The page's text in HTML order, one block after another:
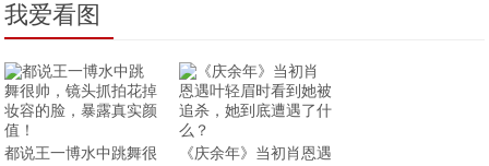
我爱看图
都说王一博水中跳舞很 《庆余年》当初肖恩遇